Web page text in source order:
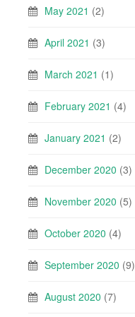
May 2021 (2)
April 2021 (3)
March 2021 (1)
February 2021 (4)
January 2021 (2)
December 2020 (3)
November 2020 (5)
October 2020 (4)
September 2020 (9)
August 2020 (7)